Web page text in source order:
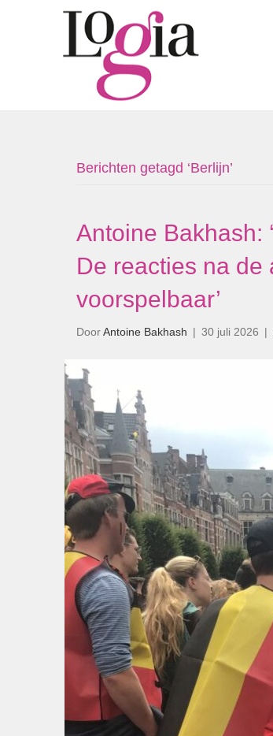
Berichten getagd ‘Berlijn’
Antoine Bakhash:
De reacties na de
voorspelbaar’
DoorAntoine Bakhash | 30 juli 2026 |